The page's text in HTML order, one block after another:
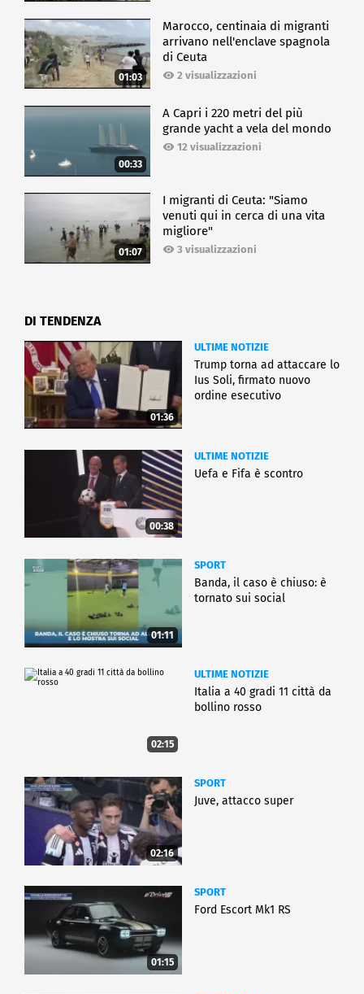
01:03
Marocco, centinaia di migranti
arrivano nell'enclave spagnola
di Ceuta
2 visualizzazioni
00:33
A Capri i 220 metri del più
grande yacht a vela del mondo
12 visualizzazioni
01:07
I migranti di Ceuta: "Siamo
venuti qui in cerca di una vita
migliore"
3 visualizzazioni
DI TENDENZA
01:36
ULTIME NOTIZIE
Trump torna ad attaccare lo
Ius Soli, firmato nuovo
ordine esecutivo
00:38
ULTIME NOTIZIE
Uefa e Fifa è scontro
01:11
SPORT
Banda, il caso è chiuso: è
tornato sui social
02:15
ULTIME NOTIZIE
Italia a 40 gradi 11 città da
bollino rosso
02:16
SPORT
Juve, attacco super
01:15
SPORT
Ford Escort Mk1 RS